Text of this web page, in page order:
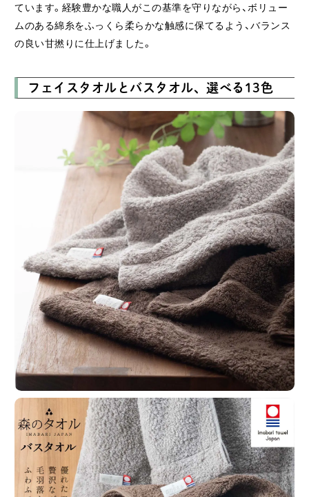
ています。経験豊かな職人がこの基準を守りながら、ボリュー
ムのある綿糸をふっくら柔らかな触感に保てるよう、バランス
の良い甘撚りに仕上げました。
フェイスタオルとバスタオル、選べる13色